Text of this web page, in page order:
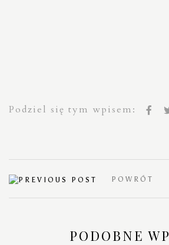
Podziel się tym wpisem:
POWRÓT
PODOBNE